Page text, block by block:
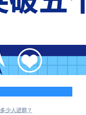
少人进群？